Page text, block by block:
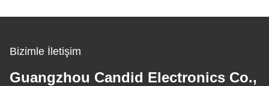
Bizimle İletişim
Guangzhou Candid Electronics Co.,